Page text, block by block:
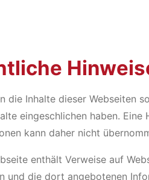
die Inhalte dieser Webseiten
eingeschlichen haben.
kann daher nicht
enthält Verweise auf
und die dort angebotenen